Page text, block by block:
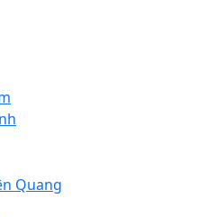
Quang